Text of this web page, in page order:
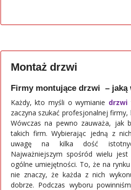
Montaż drzwi
Firmy montujące drzwi – jaką
Każdy, kto myśli o wymianie drzwi
zaczyna szukać profesjonalnej
Wówczas na pewno zauważa, jak
takich firm. Wybierając jedną z
uwagę na kilka dość
Najważniejszym spośród wielu jest
ogólne umiejętności. To, że na
nie znaczy, że każda z nich
dobrze. Podczas wyboru